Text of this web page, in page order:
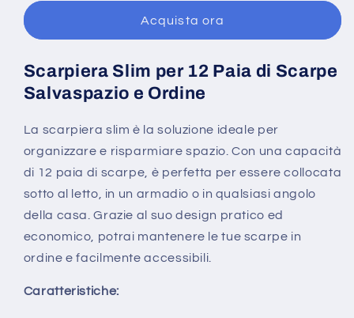
porta
Slim
tessuto
sottile
piccola
paia
porta
Slim
tessuto
sottile
piccola
Acquista ora
Scarpiera Slim per 12 Paia di Scarpe
Salvaspazio e Ordine
La scarpiera slim è la soluzione ideale per
organizzare e risparmiare spazio. Con una capacità
di 12 paia di scarpe, è perfetta per essere collocata
sotto al letto, in un armadio o in qualsiasi angolo
della casa. Grazie al suo design pratico ed
economico, potrai mantenere le tue scarpe in
ordine e facilmente accessibili.
Caratteristiche: